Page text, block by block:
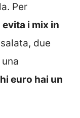
Per
evita i mix in
due
euro hai un